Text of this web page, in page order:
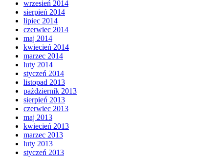
wrzesień 2014
sierpień 2014
lipiec 2014
czerwiec 2014
maj 2014
kwiecień 2014
marzec 2014
luty 2014
styczeń 2014
listopad 2013
październik 2013
sierpień 2013
czerwiec 2013
maj 2013
kwiecień 2013
marzec 2013
luty 2013
styczeń 2013